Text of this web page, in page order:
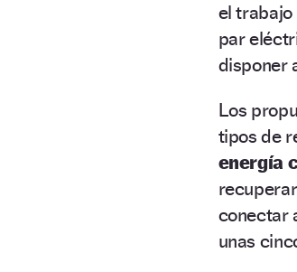
el
par
disponer
Los
tipos de
energía
conectar
unas